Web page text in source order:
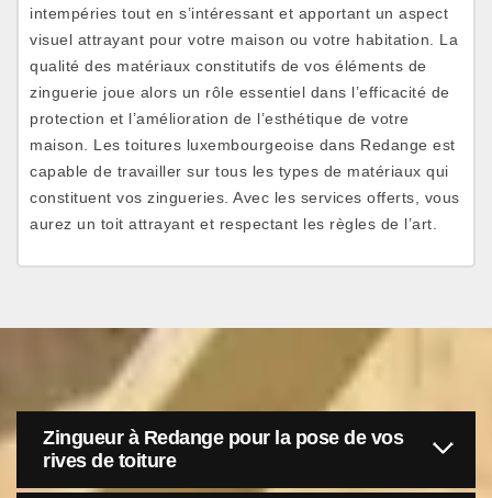
intempéries tout en s’intéressant et apportant un aspect
visuel attrayant pour votre maison ou votre habitation. La
qualité des matériaux constitutifs de vos éléments de
zinguerie joue alors un rôle essentiel dans l’efficacité de
protection et l’amélioration de l’esthétique de votre
maison. Les toitures luxembourgeoise dans Redange est
capable de travailler sur tous les types de matériaux qui
constituent vos zingueries. Avec les services offerts, vous
aurez un toit attrayant et respectant les règles de l’art.
Zingueur à Redange pour la pose de vos
rives de toiture